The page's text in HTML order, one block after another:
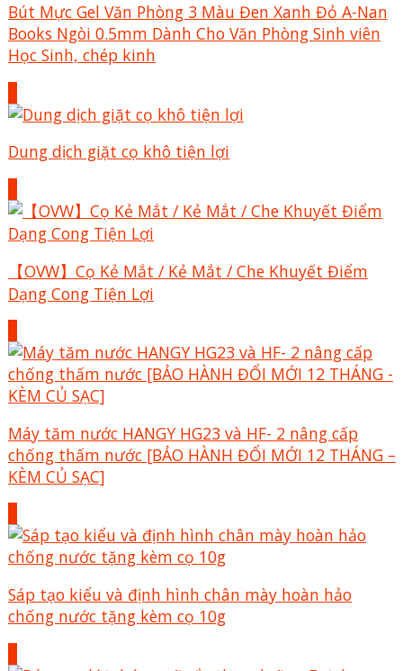
Bút Mực Gel Văn Phòng 3 Màu Đen Xanh Đỏ A-Nan
Books Ngòi 0.5mm Dành Cho Văn Phòng Sinh viên
Học Sinh, chép kinh
Dung dịch giặt cọ khô tiện lợi
【OVW】Cọ Kẻ Mắt / Kẻ Mắt / Che Khuyết Điểm
Dạng Cong Tiện Lợi
Máy tăm nước HANGY HG23 và HF- 2 nâng cấp
chống thấm nước [BẢO HÀNH ĐỔI MỚI 12 THÁNG –
KÈM CỦ SẠC]
Sáp tạo kiểu và định hình chân mày hoàn hảo
chống nước tặng kèm cọ 10g